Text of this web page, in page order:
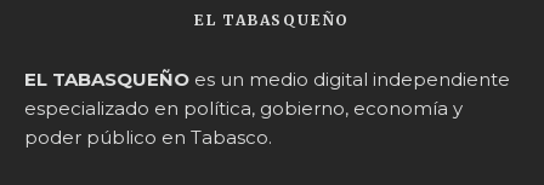
EL TABASQUEÑO
EL TABASQUEÑO es un medio digital independiente
especializado en política, gobierno, economía y
poder público en Tabasco.